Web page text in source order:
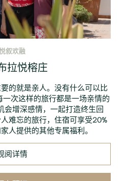
叙欢融
拉悦榕庄
的就是亲人。没有什么可以比
次这样的旅行都是一场亲情的
会增深感情，一起打造终生回
难忘的旅行，住宿可享受20%
人提供的其他专属福利。
阅详情